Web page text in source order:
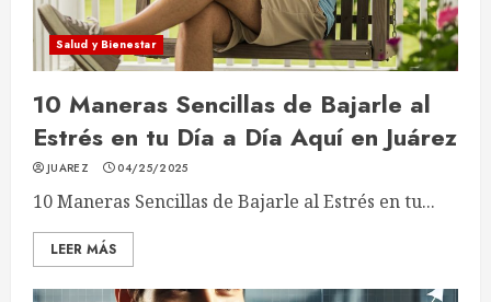
Salud y Bienestar
10 Maneras Sencillas de Bajarle al
Estrés en tu Día a Día Aquí en Juárez
JUAREZ 04/25/2025
10 Maneras Sencillas de Bajarle al Estrés en tu...
LEER MÁS